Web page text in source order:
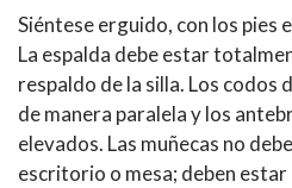
Siénteseerguido, con los pies
La espalda debe estar
respaldo de la silla. Los codos
de manera paralela y los
elevados. Las muñecas no
escritorio o mesa; deben estar